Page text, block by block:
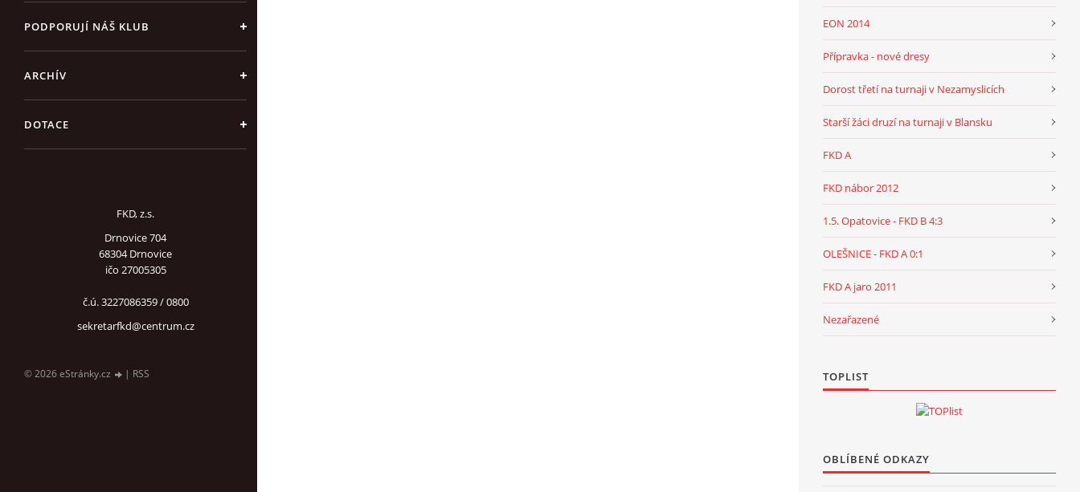
PODPORUJÍ NÁŠ KLUB
ARCHÍV
DOTACE
FKD, z.s.
Drnovice 704
68304 Drnovice
ičo 27005305
č.ú. 3227086359 / 0800
sekretarfkd@centrum.cz
© 2026 eStránky.cz | RSS
EON 2014
Přípravka - nové dresy
Dorost třetí na turnaji v Nezamyslicích
Starší žáci druzí na turnaji v Blansku
FKD A
FKD nábor 2012
1.5. Opatovice - FKD B 4:3
OLEŠNICE - FKD A 0:1
FKD A jaro 2011
Nezařazené
TOPLIST
OBLÍBENÉ ODKAZY